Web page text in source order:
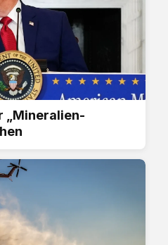
„Mineralien-